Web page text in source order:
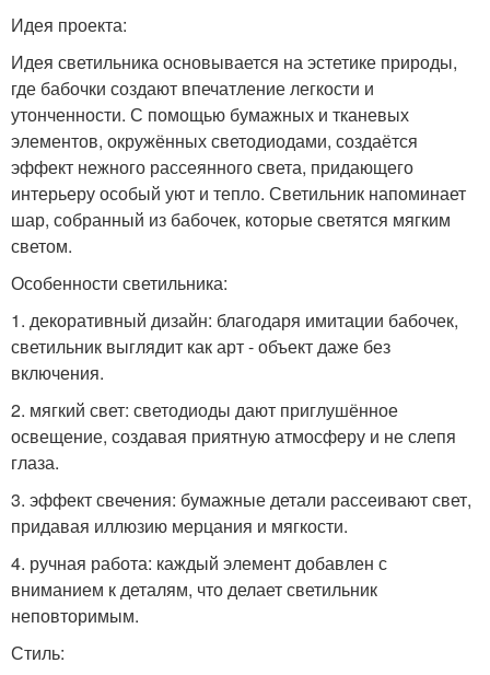
Идея проекта:
Идея светильника основывается на эстетике природы,
где бабочки создают впечатление легкости и
утонченности. С помощью бумажных и тканевых
элементов, окружённых светодиодами, создаётся
эффект нежного рассеянного света, придающего
интерьеру особый уют и тепло. Светильник напоминает
шар, собранный из бабочек, которые светятся мягким
светом.
Особенности светильника:
1. декоративный дизайн: благодаря имитации бабочек,
светильник выглядит как арт - объект даже без
включения.
2. мягкий свет: светодиоды дают приглушённое
освещение, создавая приятную атмосферу и не слепя
глаза.
3. эффект свечения: бумажные детали рассеивают свет,
придавая иллюзию мерцания и мягкости.
4. ручная работа: каждый элемент добавлен с
вниманием к деталям, что делает светильник
неповторимым.
Стиль: